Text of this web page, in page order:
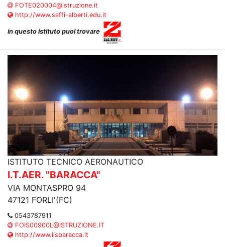
FOTE020004@istruzione.it
http://www.saffi-alberti.edu.it
in questo istituto puoi trovare
ISTITUTO TECNICO AERONAUTICO
I.T.AER. "BARACCA"
VIA MONTASPRO 94
47121 FORLI'(FC)
0543787911
FOIS00900L@ISTRUZIONE.IT
http://www.iisbaracca.it